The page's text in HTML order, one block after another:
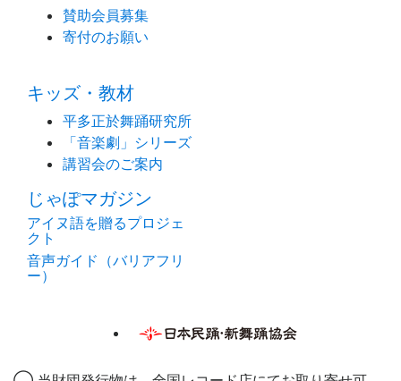
賛助会員募集
寄付のお願い
キッズ・教材
平多正於舞踊研究所
「音楽劇」シリーズ
講習会のご案内
じゃぽマガジン
アイヌ語を贈るプロジェ
クト
音声ガイド（バリアフリ
ー）